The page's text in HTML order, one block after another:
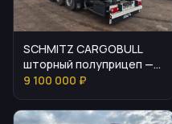
SCHMITZ CARGOBULL
шторный полуприцеп —
описание и цена
9 100 000 ₽